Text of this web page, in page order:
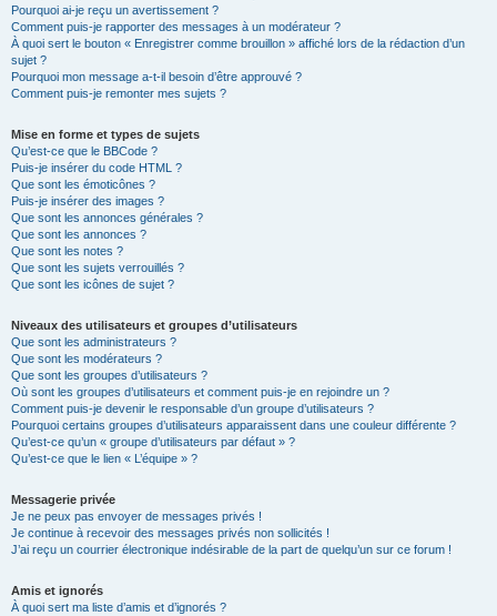
Pourquoi ai-je reçu un avertissement ?
Comment puis-je rapporter des messages à un modérateur ?
À quoi sert le bouton « Enregistrer comme brouillon » affiché lors de la rédaction d’un
sujet ?
Pourquoi mon message a-t-il besoin d’être approuvé ?
Comment puis-je remonter mes sujets ?
Mise en forme et types de sujets
Qu’est-ce que le BBCode ?
Puis-je insérer du code HTML ?
Que sont les émoticônes ?
Puis-je insérer des images ?
Que sont les annonces générales ?
Que sont les annonces ?
Que sont les notes ?
Que sont les sujets verrouillés ?
Que sont les icônes de sujet ?
Niveaux des utilisateurs et groupes d’utilisateurs
Que sont les administrateurs ?
Que sont les modérateurs ?
Que sont les groupes d’utilisateurs ?
Où sont les groupes d’utilisateurs et comment puis-je en rejoindre un ?
Comment puis-je devenir le responsable d’un groupe d’utilisateurs ?
Pourquoi certains groupes d’utilisateurs apparaissent dans une couleur différente ?
Qu’est-ce qu’un « groupe d’utilisateurs par défaut » ?
Qu’est-ce que le lien « L’équipe » ?
Messagerie privée
Je ne peux pas envoyer de messages privés !
Je continue à recevoir des messages privés non sollicités !
J’ai reçu un courrier électronique indésirable de la part de quelqu’un sur ce forum !
Amis et ignorés
À quoi sert ma liste d’amis et d’ignorés ?